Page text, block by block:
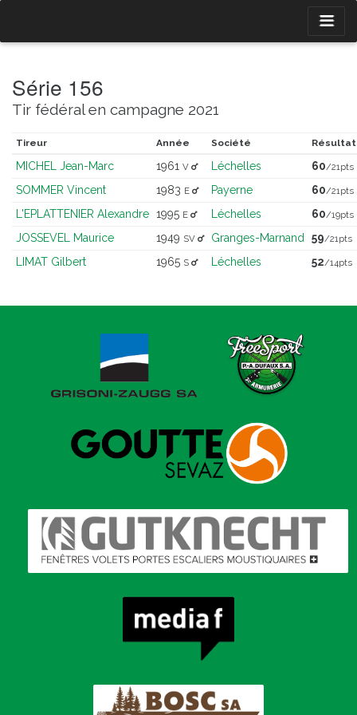
Série 156
Tir fédéral en campagne 2021
Tireur Année Société Résultat
MICHEL Jean-Marc 1961 V Léchelles 60/21pts
SOMMER Vincent 1983 E Payerne 60/21pts
L'EPLATTENIER Alexandre 1995 E Léchelles 60/19pts
JOSSEVEL Maurice 1949 SV Granges-Marnand 59/21pts
LIMAT Gilbert 1965 S Léchelles 52/14pts